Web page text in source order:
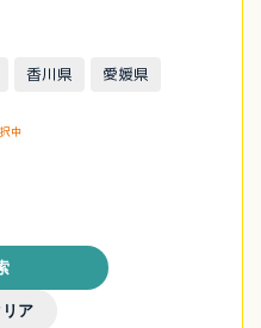
香川県 愛媛県
中
ア